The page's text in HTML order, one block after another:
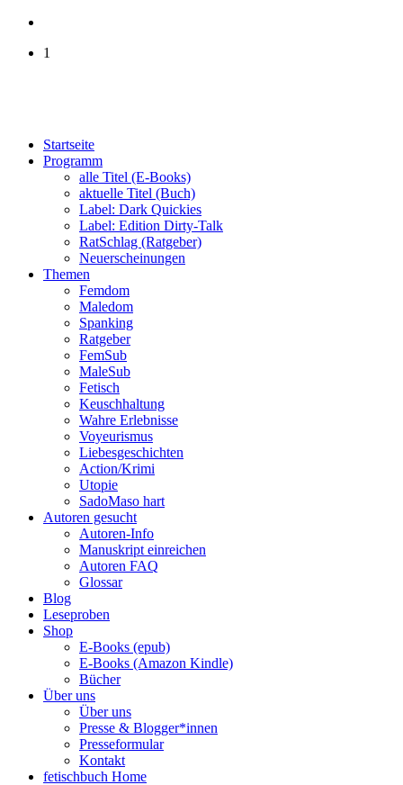
1
Startseite
Programm
alle Titel (E-Books)
aktuelle Titel (Buch)
Label: Dark Quickies
Label: Edition Dirty-Talk
RatSchlag (Ratgeber)
Neuerscheinungen
Themen
Femdom
Maledom
Spanking
Ratgeber
FemSub
MaleSub
Fetisch
Keuschhaltung
Wahre Erlebnisse
Voyeurismus
Liebesgeschichten
Action/Krimi
Utopie
SadoMaso hart
Autoren gesucht
Autoren-Info
Manuskript einreichen
Autoren FAQ
Glossar
Blog
Leseproben
Shop
E-Books (epub)
E-Books (Amazon Kindle)
Bücher
Über uns
Über uns
Presse & Blogger*innen
Presseformular
Kontakt
fetischbuch Home